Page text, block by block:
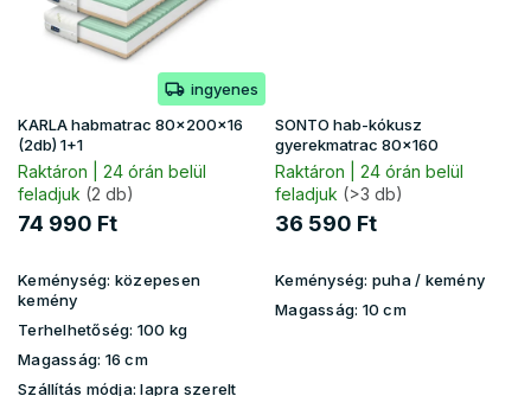
ingyenes
KARLA habmatrac 80x200x16
(2db) 1+1
Raktáron | 24 órán belül
feladjuk (2 db)
74 990 Ft
Keménység: közepesen
kemény
Terhelhetőség: 100 kg
Magasság: 16 cm
Szállítás módja: lapra szerelt
SONTO hab-kókusz
gyerekmatrac 80x160
Raktáron | 24 órán belül
feladjuk (>3 db)
36 590 Ft
Keménység: puha / kemény
Magasság: 10 cm